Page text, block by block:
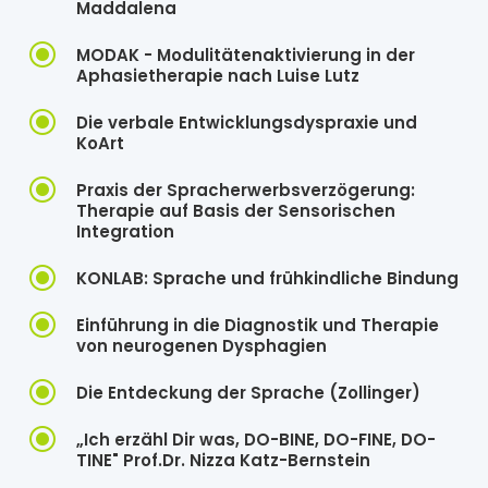
Maddalena
\
MODAK - Modulitätenaktivierung in der
Aphasietherapie nach Luise Lutz
\
Die verbale Entwicklungsdyspraxie und
KoArt
\
Praxis der Spracherwerbsverzögerung:
Therapie auf Basis der Sensorischen
Integration
\ KONLAB: Sprache und frühkindliche Bindung
\
Einführung in die Diagnostik und Therapie
von neurogenen Dysphagien
\ Die Entdeckung der Sprache (Zollinger)
\
„Ich erzähl Dir was, DO-BINE, DO-FINE, DO-
TINE" Prof.Dr. Nizza Katz-Bernstein